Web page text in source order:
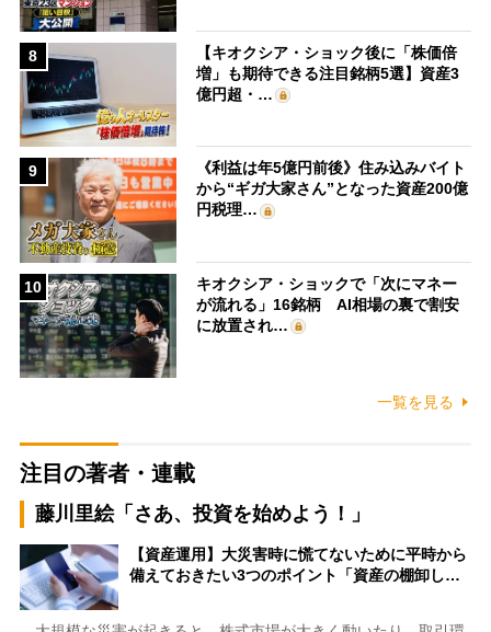
8
【キオクシア・ショック後に「株価倍
増」も期待できる注目銘柄5選】資産3
億円超・…
9
《利益は年5億円前後》住み込みバイト
から“ギガ大家さん”となった資産200億
円税理…
10
キオクシア・ショックで「次にマネー
が流れる」16銘柄 AI相場の裏で割安
に放置され…
一覧を見る
注目の著者・連載
藤川里絵「さあ、投資を始めよう！」
【資産運用】大災害時に慌てないために平時から
備えておきたい3つのポイント「資産の棚卸し…